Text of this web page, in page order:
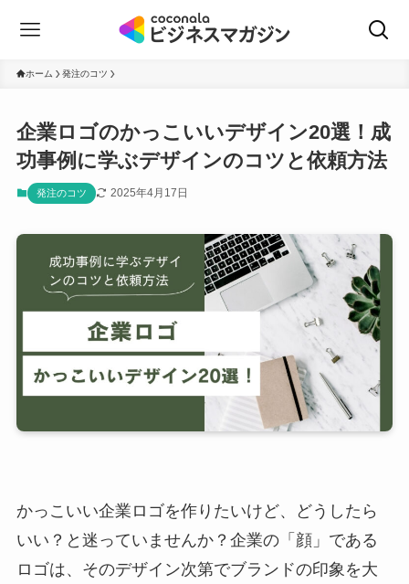
ホーム 発注のコツ
企業ロゴのかっこいいデザイン20選！成
功事例に学ぶデザインのコツと依頼方法
発注のコツ 2025年4月17日
かっこいい企業ロゴを作りたいけど、どうしたら
いい？と迷っていませんか？企業の「顔」である
ロゴは、そのデザイン次第でブランドの印象を大